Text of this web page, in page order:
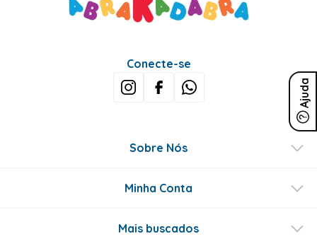
Ajuda
Conecte-se
Sobre Nós
Minha Conta
Mais buscados